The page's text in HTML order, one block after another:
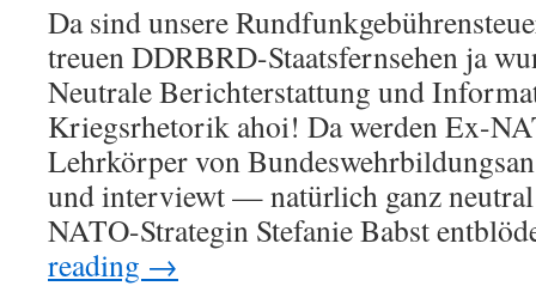
Da sind unsere
treuen DDRBRD-Staatsfernsehen ja
Neutrale Berichterstattung und
Kriegsrhetorik ahoi! Da werden Ex-
Lehrkörper von
und interviewt — natürlich ganz
NATO-Strategin Stefanie Babst
reading →